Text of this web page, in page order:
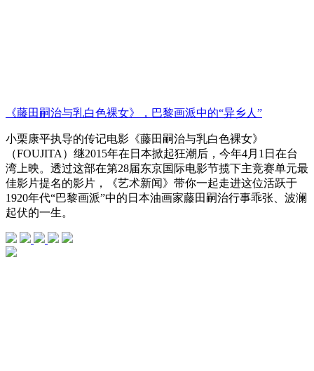
《藤田嗣治与乳白色裸女》，巴黎画派中的“异乡人”
小栗康平执导的传记电影《藤田嗣治与乳白色裸女》
（FOUJITA）继2015年在日本掀起狂潮后，今年4月1日在台
湾上映。透过这部在第28届东京国际电影节揽下主竞赛单元最
佳影片提名的影片，《艺术新闻》带你一起走进这位活跃于
1920年代“巴黎画派”中的日本油画家藤田嗣治行事乖张、波澜
起伏的一生。